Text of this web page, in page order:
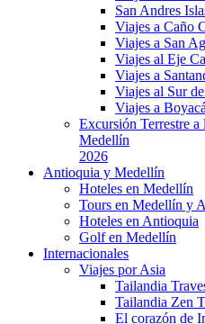
San Andres
Viajes a Caño
Viajes a San
Viajes al Eje
Viajes a
Viajes al Sur
Viajes a
Excursión Terrestre a
Medellín
2026
Antioquia y Medellín
Hoteles en Medellín
Tours en Medellín y
Hoteles en Antioquia
Golf en Medellín
Internacionales
Viajes por Asia
Tailandia
Tailandia Zen
El corazón de